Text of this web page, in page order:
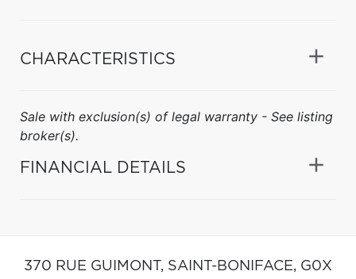
CHARACTERISTICS
Sale with exclusion(s) of legal warranty - See listing
broker(s).
FINANCIAL DETAILS
370 RUE GUIMONT, SAINT-BONIFACE, G0X